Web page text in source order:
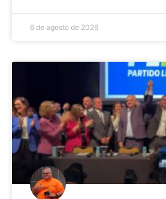
6 de agosto de 2026